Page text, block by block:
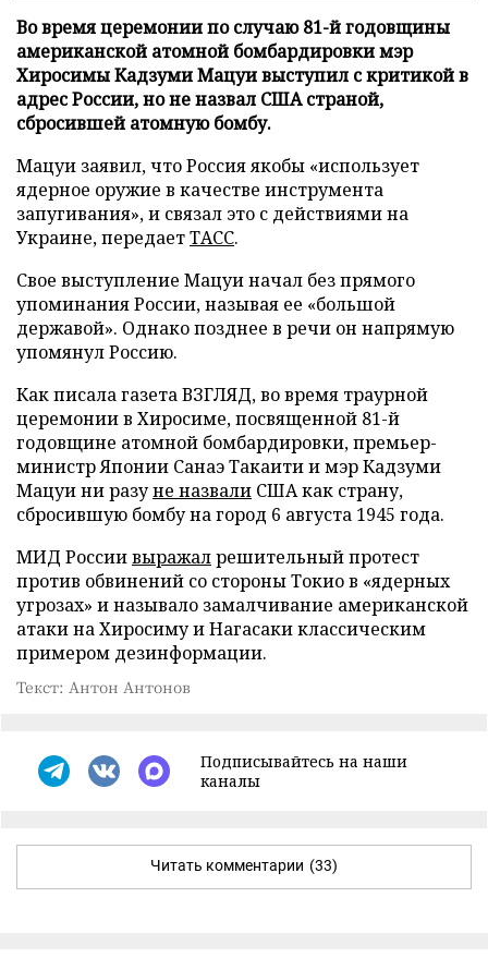
Во время церемонии по случаю 81-й годовщины
американской атомной бомбардировки мэр
Хиросимы Кадзуми Мацуи выступил с критикой в
адрес России, но не назвал США страной,
сбросившей атомную бомбу.
Мацуи заявил, что Россия якобы «использует
ядерное оружие в качестве инструмента
запугивания», и связал это с действиями на
Украине, передаетТАСС.
Свое выступление Мацуи начал без прямого
упоминания России, называя ее «большой
державой». Однако позднее в речи он напрямую
упомянул Россию.
Как писала газета ВЗГЛЯД, во время траурной
церемонии в Хиросиме, посвященной 81-й
годовщине атомной бомбардировки, премьер-
министр Японии Санаэ Такаити и мэр Кадзуми
Мацуи ни разуне назвали США как страну,
сбросившую бомбу на город 6 августа 1945 года.
МИД Россиивыражалрешительный протест
против обвинений со стороны Токио в «ядерных
угрозах» и называло замалчивание американской
атаки на Хиросиму и Нагасаки классическим
примером дезинформации.
Текст: Антон Антонов
Подписывайтесь на наши
каналы
Читать комментарии (33)